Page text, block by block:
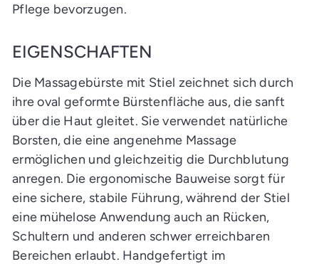
Pflege bevorzugen.
EIGENSCHAFTEN
Die Massagebürste mit Stiel zeichnet sich durch
ihre oval geformte Bürstenfläche aus, die sanft
über die Haut gleitet. Sie verwendet natürliche
Borsten, die eine angenehme Massage
ermöglichen und gleichzeitig die Durchblutung
anregen. Die ergonomische Bauweise sorgt für
eine sichere, stabile Führung, während der Stiel
eine mühelose Anwendung auch an Rücken,
Schultern und anderen schwer erreichbaren
Bereichen erlaubt. Handgefertigt im